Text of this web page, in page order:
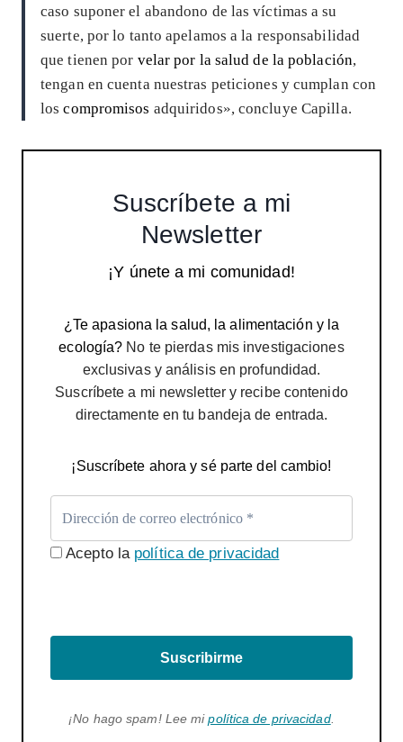
caso suponer el abandono de las víctimas a su
suerte, por lo tanto apelamos a la responsabilidad
que tienen por velar por la salud de la población,
tengan en cuenta nuestras peticiones y cumplan con
loscompromisos adquiridos», concluye Capilla.
Suscríbete a mi
Newsletter
¡Y únete a mi comunidad!
¿Te apasiona la salud, la alimentación y la
ecología? No te pierdas mis investigaciones
exclusivas y análisis en profundidad.
Suscríbete a mi newsletter y recibe contenido
directamente en tu bandeja de entrada.
¡Suscríbete ahora y sé parte del cambio!
Acepto la política de privacidad
Suscribirme
¡No hago spam! Lee mipolítica de privacidad.